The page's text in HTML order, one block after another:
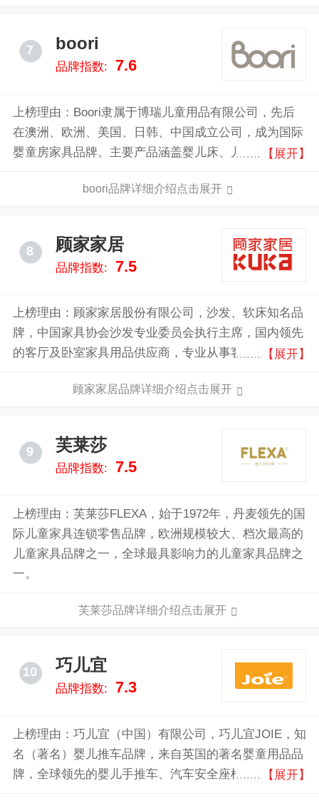
料，如获得OEKO-TEX®认证的有机棉和环保美利奴羊
毛，这些材料对宝宝的健康和环境都有益。
7 boori
品牌指数: 7.6
上榜理由：Boori隶属于博瑞儿童用品有限公司，先后
在澳洲、欧洲、美国、日韩、中国成立公司，成为国际
婴童房家具品牌。主要产品涵盖婴儿床、儿童床、学习
【展开】
boori品牌详细介绍点击展开
8 顾家家居
品牌指数: 7.5
上榜理由：顾家家居股份有限公司，沙发、软床知名品
牌，中国家具协会沙发专业委员会执行主席，国内领先
的客厅及卧室家具用品供应商，专业从事客厅及卧室家
康、舒适、环保的客厅及卧室家居产品。
【展开】
顾家家居品牌详细介绍点击展开
9 芙莱莎
品牌指数: 7.5
上榜理由：芙莱莎FLEXA，始于1972年，丹麦领先的国
际儿童家具连锁零售品牌，欧洲规模较大、档次最高的
儿童家具品牌之一，全球最具影响力的儿童家具品牌之
一。
芙莱莎品牌详细介绍点击展开
10 巧儿宜
品牌指数: 7.3
上榜理由：巧儿宜（中国）有限公司，巧儿宜JOIE，知
名（著名）婴儿推车品牌，来自英国的著名婴童用品品
牌，全球领先的婴儿手推车、汽车安全座椅、儿童餐椅
【展开】